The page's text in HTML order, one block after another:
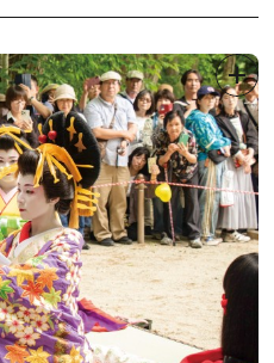
とされています。
なっています。
りの開催時に行われる「和楽の
加には抽選券付うちわが必要と
バスが運行いたします。